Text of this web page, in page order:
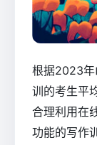
根据2023年
训的考生平
合理利用在
功能的写作